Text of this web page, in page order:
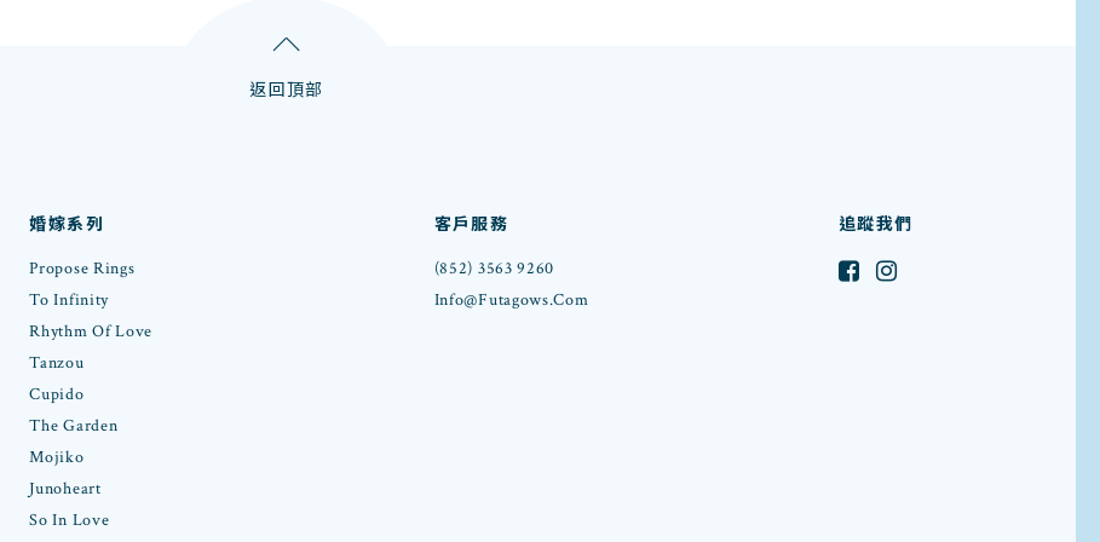
返回頂部
婚嫁系列 客戶服務
追蹤我們
Propose Rings
To Infinity
Rhythm Of Love
Tanzou
Cupido
The Garden
Mojiko
Junoheart
So In Love
(852) 3563 9260
Info@futagows.com